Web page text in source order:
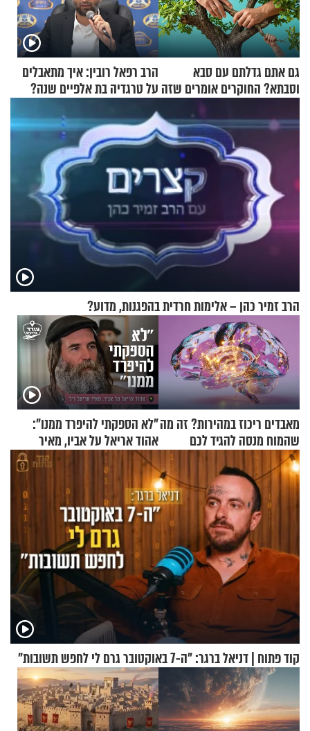
גם אתם גדלתם עם סבא
וסבתא? החוקרים אומרים שזה
הרב רפאל רובין: איך מתאבלים
על טרגדיה בת אלפיים שנה?
הרב זמיר כהן – אלימות חרדית בהפגנות, מדוע?
מאבדים ריכוז במהירות? זה מה
שהמוח מנסה להגיד לכם
"לא הספקתי להיפרד ממנו":
אהוד אריאל על אביו, מאיר
אריאל ז"ל
קוד פתוח | דניאל ברגר: "ה-7 באוקטובר גרם לי לחפש תשובות"